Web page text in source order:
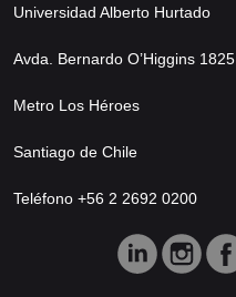
Universidad Alberto Hurtado
Avda. Bernardo O’Higgins 1825
Metro Los Héroes
Santiago de Chile
Teléfono +56 2 2692 0200